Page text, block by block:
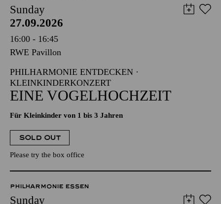
Sunday
27.09.2026
16:00 - 16:45
RWE Pavillon
PHILHARMONIE ENTDECKEN ·
KLEINKINDERKONZERT
EINE VOGELHOCHZEIT
Für Kleinkinder von 1 bis 3 Jahren
SOLD OUT
Please try the box office
PHILHARMONIE ESSEN
Sunday